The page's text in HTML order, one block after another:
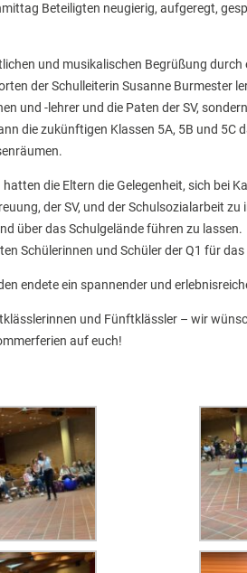
Beteiligten neugierig, aufgeregt,
und musikalischen Begrüßung
der Schulleiterin Susanne Burmester
und -lehrer und die Paten der SV,
die zukünftigen Klassen 5A, 5B und 5C
die Eltern die Gelegenheit, sich bei
der SV, und der Schulsozialarbeit
über das Schulgelände führen zu lassen.
Schülerinnen und Schüler der Q1 für
endete ein spannender und
und Fünftklässler – wir
auf euch!